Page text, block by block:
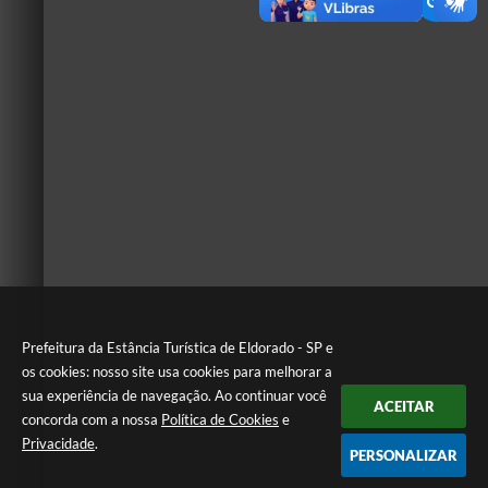
Prefeitura da Estância Turística de Eldorado - SP e
os cookies: nosso site usa cookies para melhorar a
sua experiência de navegação. Ao continuar você
concorda com a nossa Política de Cookies e
Privacidade.
ACEITAR
PERSONALIZAR